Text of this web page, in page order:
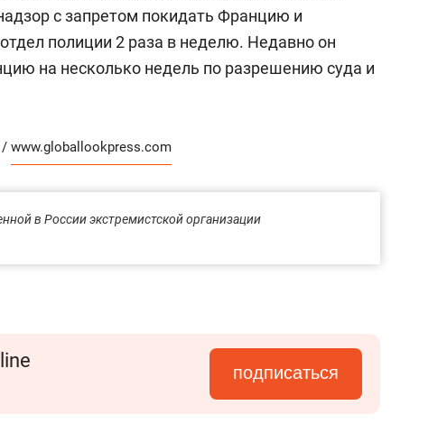
с запретом покидать Францию и
полиции 2 раза в неделю. Недавно он
на несколько недель по разрешению суда и
/ www.globallookpress.com
в России экстремистской организации
подписаться